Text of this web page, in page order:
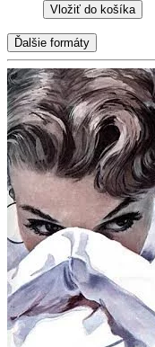
Vložiť do košíka
Ďalšie formáty